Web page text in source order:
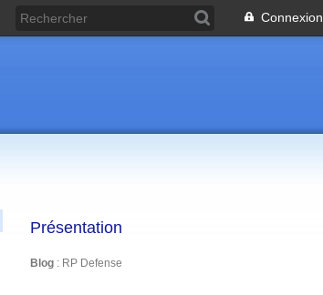
Connexion
Présentation
Blog : RP Defense